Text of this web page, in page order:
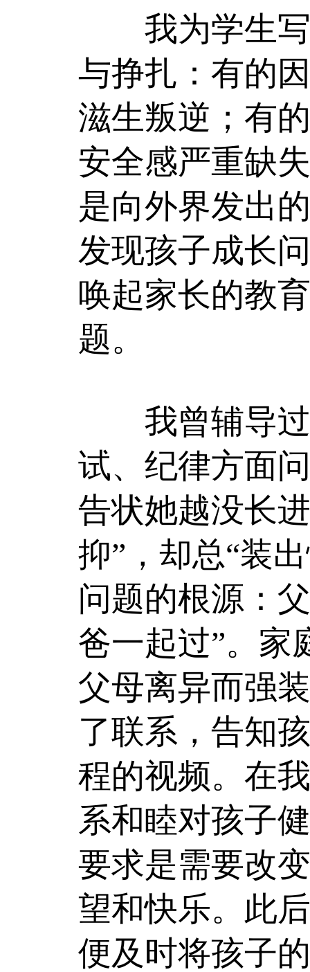
我为学生写
与挣扎：有的
滋生叛逆；有
安全感严重缺
是向外界发出
发现孩子成长
唤起家长的教
题。
我曾辅导过
试、纪律方面
告状她越没长
抑”，却总“装
问题的根源：
爸一起过”。家
父母离异而强
了联系，告知
程的视频。在
系和睦对孩子
要求是需要改
望和快乐。此
便及时将孩子